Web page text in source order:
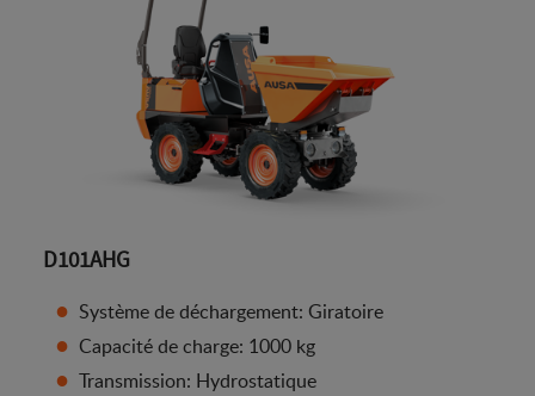
D101AHG
Système de déchargement: Giratoire
Capacité de charge: 1000 kg
Transmission: Hydrostatique